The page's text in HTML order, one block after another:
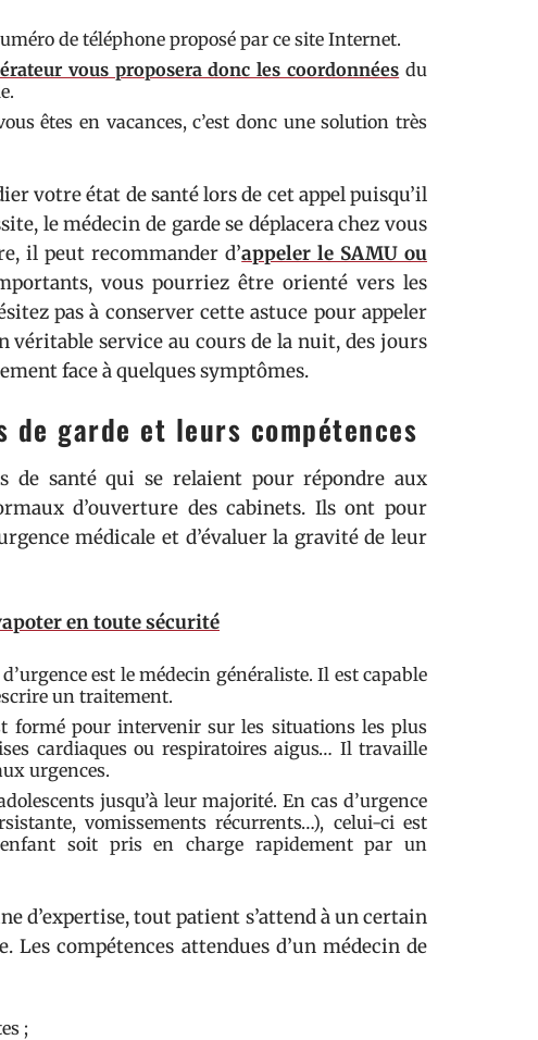
de téléphone proposé par ce site Internet.
vous proposera donc les coordonnées du
êtes en vacances, c’est donc une solution très
votre état de santé lors de cet appel puisqu’il
le médecin de garde se déplacera chez vous
il peut recommander d’appeler le SAMU ou
vous pourriez être orienté vers les
pas à conserver cette astuce pour appeler
véritable service au cours de la nuit, des jours
face à quelques symptômes.
garde et leurs compétences
de santé qui se relaient pour répondre aux
d’ouverture des cabinets. Ils ont pour
médicale et d’évaluer la gravité de leur
en toute sécurité
est le médecin généraliste. Il est capable
un traitement.
formé pour intervenir sur les situations les plus
cardiaques ou respiratoires aigus… Il travaille
urgences.
jusqu’à leur majorité. En cas d’urgence
vomissements récurrents…), celui-ci est
soit pris en charge rapidement par un
d’expertise, tout patient s’attend à un certain
Les compétences attendues d’un médecin de
;